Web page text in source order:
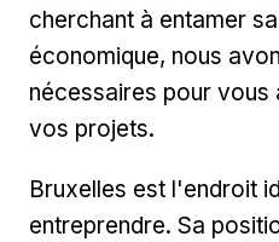
cherchant à entamer
économique, nous
nécessaires pour
vos projets.
Bruxelles est l'endroit
entreprendre. Sa